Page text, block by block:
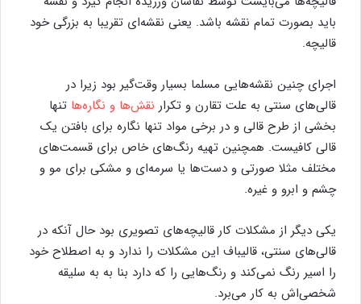
باید بصورت تمام نقشه باشد. یعنی نقشه‌ای تقریبا به بزرگی خود
قالیچه.
اجرای چنین نقشه‌هایی مسلما بسیار وقت‌گیر بود زیرا در
قالی‌های سنتی به علت تقارن و تکرار نقش‌ها و نگاره‌ها تنها
بخشی از طرح قالی و در برخی مواد تنها نگاره برای بافتن یک
قالی کافیست. همچنین تهیه رنگ‌های خاص برای قسمت‌های
مختلف مثلا صورتی و دست‌ها یا سرمه‌ای و مشکی برای مو و
چشم و ابرو و غیره.
یکی دیگر از مشکلات کار قالیچه‌های تصویری بود حال آنکه در
قالی‌های سنتی، قالیباف این مشکلات را ندارد و به اصطلاح خود
را اسیر رنگ نمی‌کند و رنگ‌هایی را که دارد بنا به به سلیقه
شخصی‌اش به کار می‌برد.